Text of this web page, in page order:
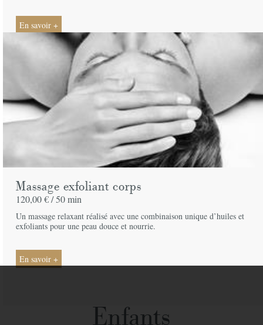
En savoir +
Massage exfoliant corps
120,00 € /50 min
Un massage relaxant réalisé avec une combinaison unique d’huiles et
exfoliants pour une peau douce et nourrie.
En savoir +
Enfants